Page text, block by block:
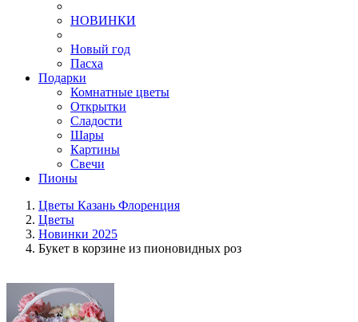
НОВИНКИ
Новый год
Пасха
Подарки
Комнатные цветы
Открытки
Сладости
Шары
Картины
Свечи
Пионы
Цветы Казань Флоренция
Цветы
Новинки 2025
Букет в корзине из пионовидных роз